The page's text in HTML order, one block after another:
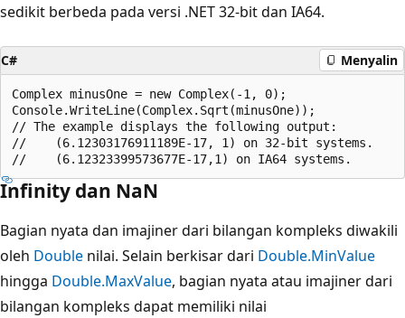
sedikit berbeda pada versi .NET 32-bit dan IA64.
C# Menyalin
Complex minusOne = new Complex(-1, 0);
Console.WriteLine(Complex.Sqrt(minusOne));
// The example displays the following output:
//    (6.12303176911189E-17, 1) on 32-bit systems.
Infinity dan NaN
Bagian nyata dan imajiner dari bilangan kompleks diwakili
oleh Double nilai. Selain berkisar dari Double.MinValue
hingga Double.MaxValue, bagian nyata atau imajiner dari
bilangan kompleks dapat memiliki nilai